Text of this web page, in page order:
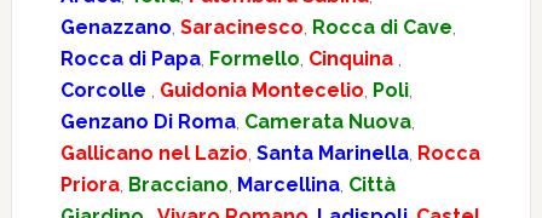
Genazzano, Saracinesco, Rocca di Cave,
Rocca di Papa, Formello, Cinquina ,
Corcolle , Guidonia Montecelio, Poli,
Genzano Di Roma, Camerata Nuova,
Gallicano nel Lazio, Santa Marinella, Rocca
Priora, Bracciano, Marcellina, Città